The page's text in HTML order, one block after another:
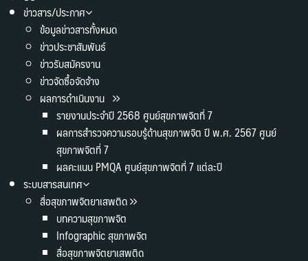
ข่าวสาร/ประกาศ
ข้อมูลข่าวสารทั้งหมด
ข่าวประชาสัมพันธ์
ข่าวรับสมัครงาน
ข่าวจัดซื้อจัดจ้าง
ผลการดำเนินงาน
รายงานประจำปี 2568 ศูนย์สุขภาพจิตที่ 7
ผลการสำรวจความรอบรู้ด้านสุขภาพจิต ปี พ.ศ. 2567 ศูนย์
สุขภาพจิตที่ 7
ผลคะแนน PMQA ศูนย์สุขภาพจิตที่ 7 แต่ละปี
ระบบสารสนเทศ
สื่อสุขภาพจิตยาเสพติด
บทความสุขภาพจิต
Infographic สุขภาพจิต
สื่อสุขภาพจิตยาเสพติด